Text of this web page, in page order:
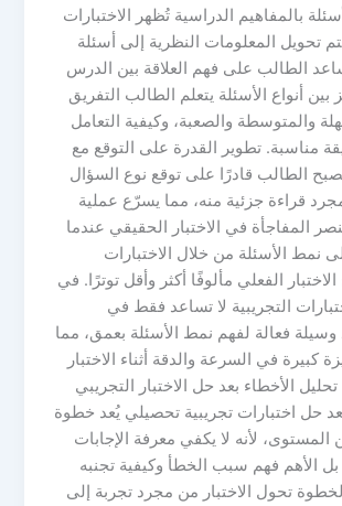
بالمفاهيم الدراسية تُظهر الاختبارات
تحويل المعلومات النظرية إلى أسئلة
الطالب على فهم العلاقة بين الدرس
بين أنواع الأسئلة يتعلم الطالب التفريق
والمتوسطة والصعبة، وكيفية التعامل
مناسبة. تطوير القدرة على التوقع مع
الطالب قادرًا على توقع نوع السؤال
قراءة جزئية منه، مما يسرّع عملية
المفاجأة في الاختبار الحقيقي عندما
نمط الأسئلة من خلال الاختبارات
الاختبار الفعلي مألوفًا أكثر وأقل توترًا. في
التجريبية لا تساعد فقط في
وسيلة فعالة لفهم نمط الأسئلة بعمق، مما
كبيرة في السرعة والدقة أثناء الاختبار
الأخطاء بعد حل الاختبار التجريبي
حل اختبارات تجريبية تحصيلي يُعد خطوة
لأنه لا يكفي معرفة الإجابات
الأهم فهم سبب الخطأ وكيفية تجنبه
تحول الاختبار من مجرد تجربة إلى